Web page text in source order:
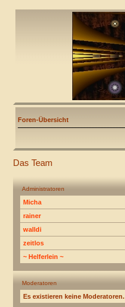
Foren-Übersicht
Das Team
Administratoren
Micha
rainer
walldi
zeitlos
~ Helferlein ~
Moderatoren
Es existieren keine Moderatoren.